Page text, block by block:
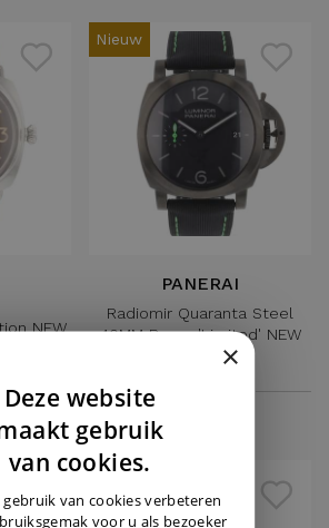
NEW
Nieuw
PANERAI
Radiomir Quaranta Steel
40MM Razer 'Limited' NEW
GERMAN
×
Deze website
gebruik
van cookies.
van cookies verbeteren
voor u als bezoeker